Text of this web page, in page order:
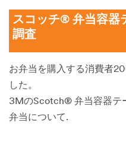
スコッチ® 弁当容器
調査
お弁当を購入する消費者
した。
3MのScotch® 弁当容器テ
弁当について.